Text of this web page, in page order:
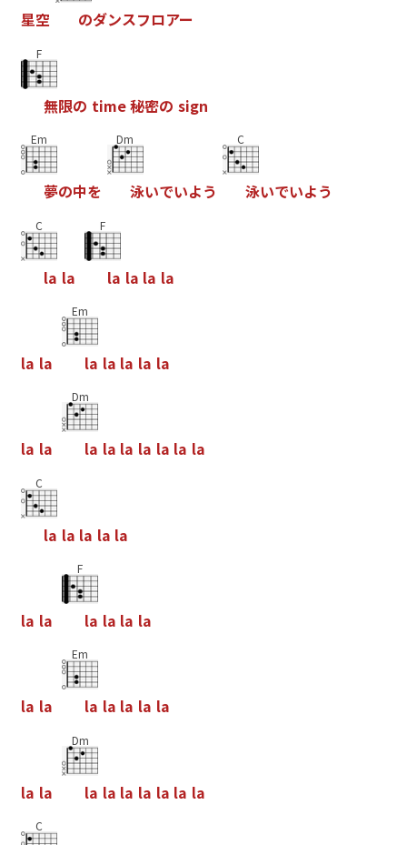
星空 のダンスフロアー
F
無限の time秘密の sign
Em
夢の中を
Dm
泳いでいよう
C
泳いでいよう
C
la la
F
la la la la
la la
Em
la la la la la
la la
Dm
la la la la la la la
C
la la la la la
la la
F
la la la la
la la
Em
la la la la la
la la
Dm
la la la la la la la
C